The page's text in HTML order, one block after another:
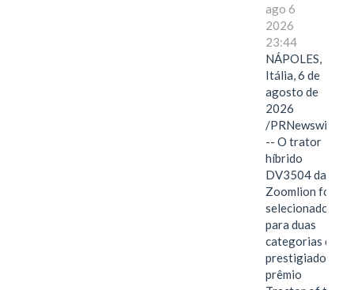
ago 6
2026
23:44
NÁPOLES,
Itália, 6 de
agosto de
2026
/PRNewswire/
-- O trator
híbrido
DV3504 da
Zoomlion foi
selecionado
para duas
categorias do
prestigiado
prêmio